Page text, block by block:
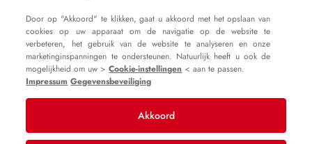
Registreer nu
Algemene voorwaarden
Door op "Akkoord" te klikken, gaat u akkoord met het opslaan van
cookies op uw apparaat om de navigatie op de website te
verbeteren, het gebruik van de website te analyseren en onze
marketinginspanningen te ondersteunen. Natuurlijk heeft u ook de
mogelijkheid om uw >Cookie-instellingen < aan te passen.
Impressum Gegevensbeveiliging
Akkoord